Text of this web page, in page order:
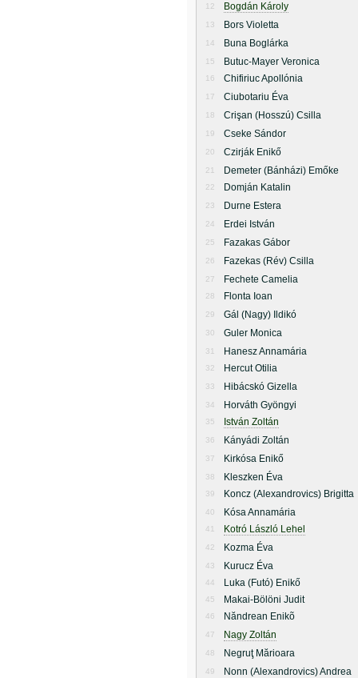
12 Bogdán Károly
13 Bors Violetta
14 Buna Boglárka
15 Butuc-Mayer Veronica
16 Chifiriuc Apollónia
17 Ciubotariu Éva
18 Crişan (Hosszú) Csilla
19 Cseke Sándor
20 Czirják Enikő
21 Demeter (Bánházi) Emőke
22 Domján Katalin
23 Durne Estera
24 Erdei István
25 Fazakas Gábor
26 Fazekas (Rév) Csilla
27 Fechete Camelia
28 Flonta Ioan
29 Gál (Nagy) Ildikó
30 Guler Monica
31 Hanesz Annamária
32 Hercut Otilia
33 Hibácskó Gizella
34 Horváth Gyöngyi
35 István Zoltán
36 Kányádi Zoltán
37 Kirkósa Enikő
38 Kleszken Éva
39 Koncz (Alexandrovics) Brigitta
40 Kósa Annamária
41 Kotró László Lehel
42 Kozma Éva
43 Kurucz Éva
44 Luka (Futó) Enikő
45 Makai-Bölöni Judit
46 Năndrean Enikõ
47 Nagy Zoltán
48 Negruţ Mărioara
49 Nonn (Alexandrovics) Andrea